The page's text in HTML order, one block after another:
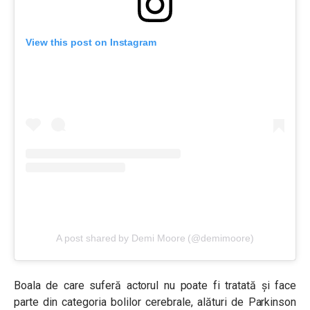
View this post on Instagram
A post shared by Demi Moore (@demimoore)
Boala de care suferă actorul nu poate fi tratată și face
parte din categoria bolilor cerebrale, alături de Parkinson